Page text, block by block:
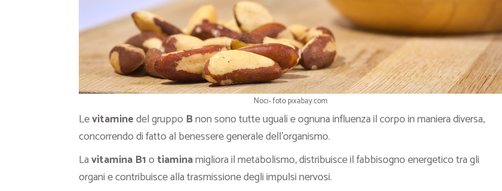
Noci- foto pixabay.com
Levitaminedel gruppo Bnon sono tutte uguali e ognuna influenza il corpo in maniera diversa,
concorrendo di fatto al benessere generale dell’organismo.
Lavitamina B1o tiaminamigliora il metabolismo, distribuisce il fabbisogno energetico tra gli
organi e contribuisce alla trasmissione degli impulsi nervosi.